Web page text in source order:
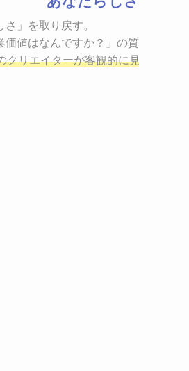
な方法を企画しご提案いたします。
つくるために、適した場所へ適切
一連のプロセスを考え実行・検証・
」を取り戻す。
価値はなんですか？」の質問に答
クリエイターが客観的に見ながら